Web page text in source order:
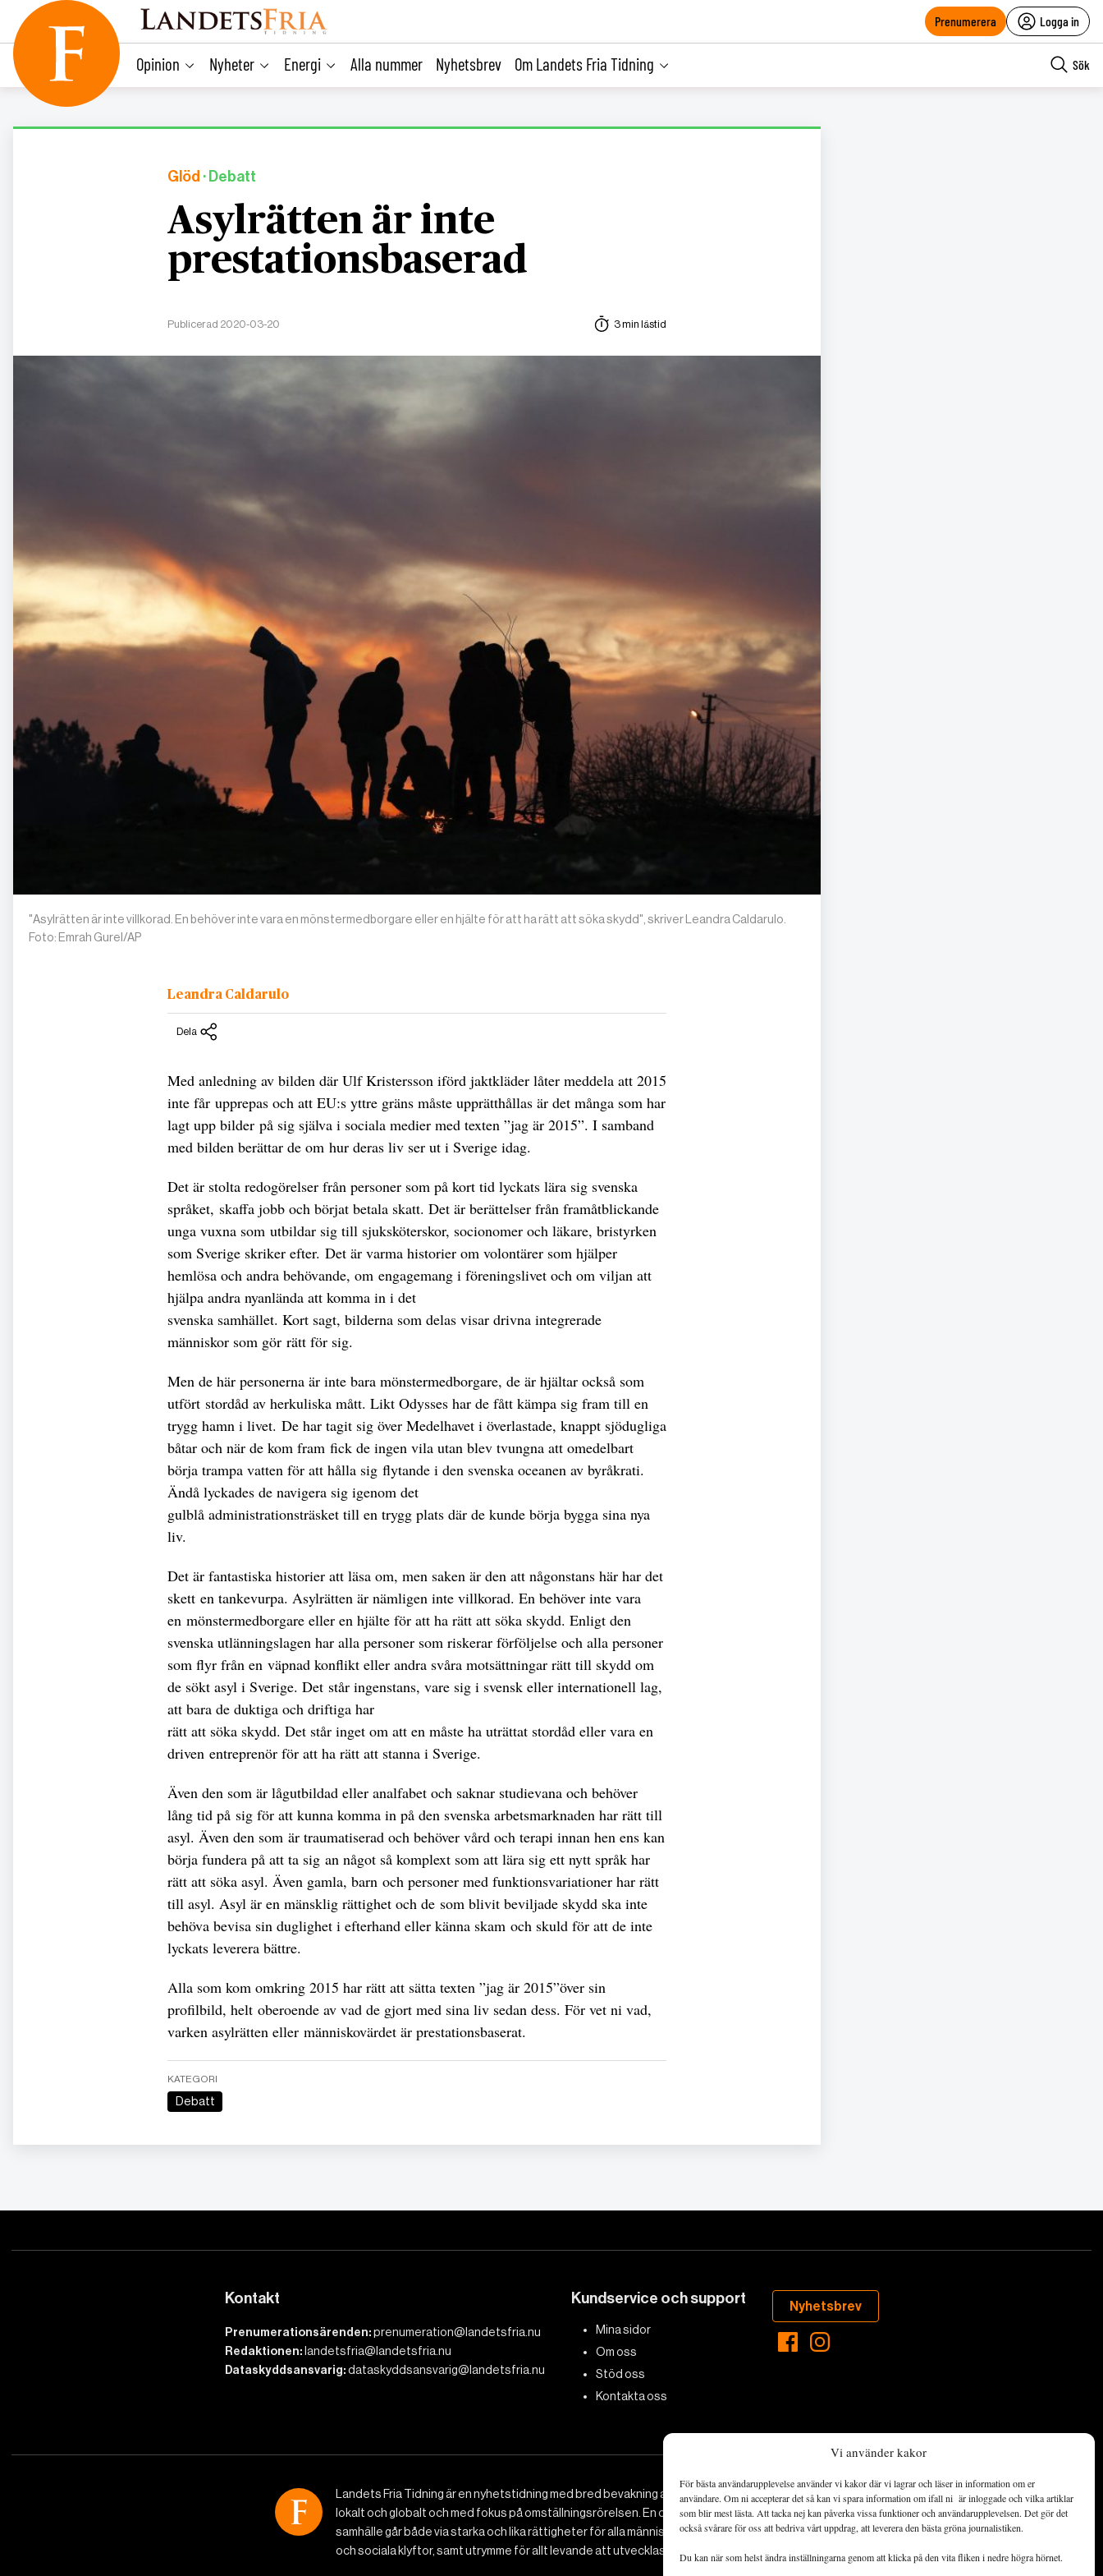
Vi använder kakor
För bästa användarupplevelse använder vi kakor där vi lagrar och läser in information om er
användare. Om ni accepterar det så kan vi spara information om ifall ni är inloggade och vilka artiklar
som blir mest lästa. Att tacka nej kan påverka vissa funktioner och användarupplevelsen. Det gör det
också svårare för oss att bedriva vårt uppdrag, att leverera den bästa gröna journalistiken.
Du kan när som helst ändra inställningarna genom att klicka på den vita fliken i nedre högra hörnet.
content
Prenumerera Logga in
Opinion Nyheter Energi Alla nummer Nyhetsbrev Om Landets Fria Tidning Sök
Glöd · Debatt
Asylrätten är inte
prestationsbaserad
Publicerad 2020-03-20 3 min lästid
"Asylrätten är inte villkorad. En behöver inte vara en mönstermedborgare eller en hjälte för att ha rätt att söka skydd", skriver Leandra Caldarulo.
Foto: Emrah Gurel/AP
Leandra Caldarulo
Dela
Med anledning av bilden där Ulf Kristersson iförd jaktkläder låter meddela att 2015
inte får upprepas och att EU:s yttre gräns måste upprätthållas är det många som har
lagt upp bilder på sig själva i sociala medier med texten ”jag är 2015”. I samband
med bilden berättar de om hur deras liv ser ut i Sverige idag.
Det är stolta redogörelser från personer som på kort tid lyckats lära sig svenska
språket, skaffa jobb och börjat betala skatt. Det är berättelser från framåtblickande
unga vuxna som utbildar sig till sjuksköterskor, socionomer och läkare, bristyrken
som Sverige skriker efter. Det är varma historier om volontärer som hjälper
hemlösa och andra behövande, om engagemang i föreningslivet och om viljan att
hjälpa andra nyanlända att komma in i det
svenska samhället. Kort sagt, bilderna som delas visar drivna integrerade
människor som gör rätt för sig.
Men de här personerna är inte bara mönstermedborgare, de är hjältar också som
utfört stordåd av herkuliska mått. Likt Odysses har de fått kämpa sig fram till en
trygg hamn i livet. De har tagit sig över Medelhavet i överlastade, knappt sjödugliga
båtar och när de kom fram fick de ingen vila utan blev tvungna att omedelbart
börja trampa vatten för att hålla sig flytande i den svenska oceanen av byråkrati.
Ändå lyckades de navigera sig igenom det
gulblå administrationsträsket till en trygg plats där de kunde börja bygga sina nya
liv.
Det är fantastiska historier att läsa om, men saken är den att någonstans här har det
skett en tankevurpa. Asylrätten är nämligen inte villkorad. En behöver inte vara
en mönstermedborgare eller en hjälte för att ha rätt att söka skydd. Enligt den
svenska utlänningslagen har alla personer som riskerar förföljelse och alla personer
som flyr från en väpnad konflikt eller andra svåra motsättningar rätt till skydd om
de sökt asyl i Sverige. Det står ingenstans, vare sig i svensk eller internationell lag,
att bara de duktiga och driftiga har
rätt att söka skydd. Det står inget om att en måste ha uträttat stordåd eller vara en
driven entreprenör för att ha rätt att stanna i Sverige.
Även den som är lågutbildad eller analfabet och saknar studievana och behöver
lång tid på sig för att kunna komma in på den svenska arbetsmarknaden har rätt till
asyl. Även den som är traumatiserad och behöver vård och terapi innan hen ens kan
börja fundera på att ta sig an något så komplext som att lära sig ett nytt språk har
rätt att söka asyl. Även gamla, barn och personer med funktionsvariationer har rätt
till asyl. Asyl är en mänsklig rättighet och de som blivit beviljade skydd ska inte
behöva bevisa sin duglighet i efterhand eller känna skam och skuld för att de inte
lyckats leverera bättre.
Alla som kom omkring 2015 har rätt att sätta texten ”jag är 2015”över sin
profilbild, helt oberoende av vad de gjort med sina liv sedan dess. För vet ni vad,
varken asylrätten eller människovärdet är prestationsbaserat.
KATEGORI
Debatt
Kontakt
Prenumerationsärenden:prenumeration@landetsfria.nu
Redaktionen: landetsfria@landetsfria.nu
Dataskyddsansvarig:dataskyddsansvarig@landetsfria.nu
Kundservice och support
Mina sidor
Om oss
Stöd oss
Kontakta oss
Nyhetsbrev
Landets Fria Tidning är en nyhetstidning med bred bevakning av det viktigaste som händer
lokalt och globalt och med fokus på omställningsrörelsen. En omställning till ett hållbart
samhälle går både via starka och lika rättigheter för alla människor, minskade ekonomiska
och sociala klyftor, samt utrymme för allt levande att utvecklas och frodas.